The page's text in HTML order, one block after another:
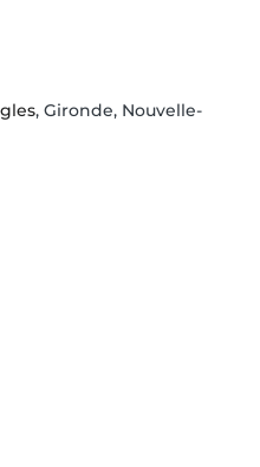
, Gironde, Nouvelle-